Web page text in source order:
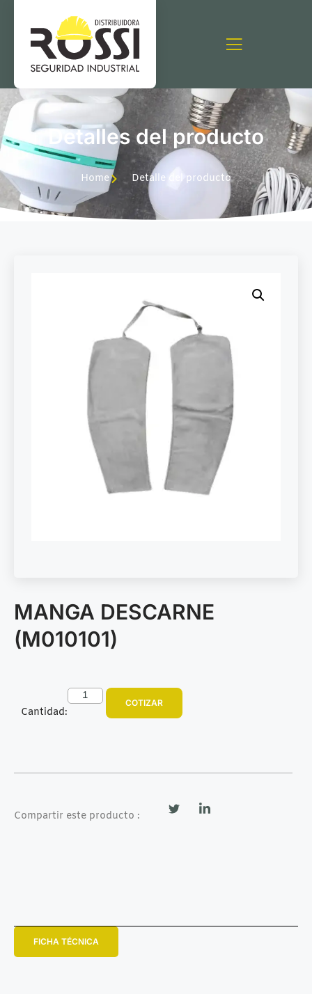
Detalles del producto
Home Detalle del producto
MANGA DESCARNE
(M010101)
Cantidad:
COTIZAR
Compartir este producto :
FICHA TÉCNICA